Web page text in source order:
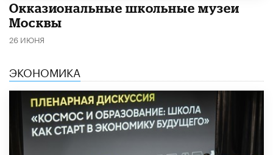
​Окказиональные школьные музеи
Москвы
26 ИЮНЯ
ЭКОНОМИКА